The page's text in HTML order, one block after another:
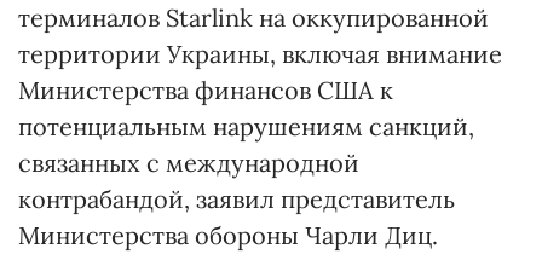
терминалов Starlink на оккупированной
территории Украины, включая внимание
Министерства финансов США к
потенциальным нарушениям санкций,
связанных с международной
контрабандой, заявил представитель
Министерства обороны Чарли Диц.